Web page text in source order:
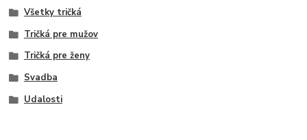
Všetky tričká
Tričká pre mužov
Tričká pre ženy
Svadba
Udalosti